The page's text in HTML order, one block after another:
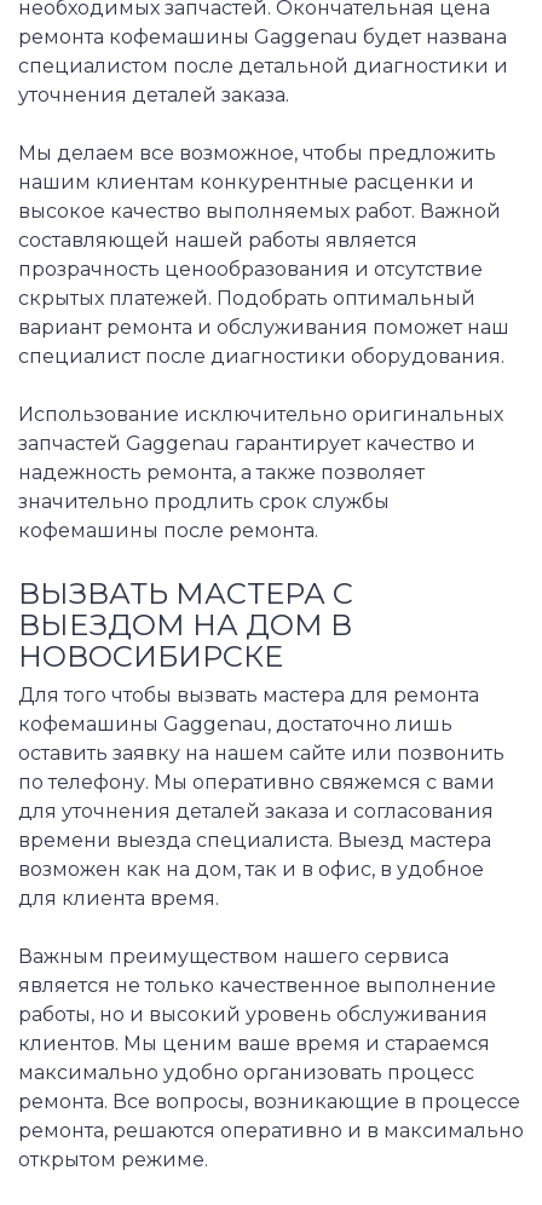
необходимых запчастей. Окончательная цена
ремонта кофемашины Gaggenau будет названа
специалистом после детальной диагностики и
уточнения деталей заказа.
Мы делаем все возможное, чтобы предложить
нашим клиентам конкурентные расценки и
высокое качество выполняемых работ. Важной
составляющей нашей работы является
прозрачность ценообразования и отсутствие
скрытых платежей. Подобрать оптимальный
вариант ремонта и обслуживания поможет наш
специалист после диагностики оборудования.
Использование исключительно оригинальных
запчастей Gaggenau гарантирует качество и
надежность ремонта, а также позволяет
значительно продлить срок службы
кофемашины после ремонта.
ВЫЗВАТЬ МАСТЕРА С
ВЫЕЗДОМ НА ДОМ В
НОВОСИБИРСКЕ
Для того чтобы вызвать мастера для ремонта
кофемашины Gaggenau, достаточно лишь
оставить заявку на нашем сайте или позвонить
по телефону. Мы оперативно свяжемся с вами
для уточнения деталей заказа и согласования
времени выезда специалиста. Выезд мастера
возможен как на дом, так и в офис, в удобное
для клиента время.
Важным преимуществом нашего сервиса
является не только качественное выполнение
работы, но и высокий уровень обслуживания
клиентов. Мы ценим ваше время и стараемся
максимально удобно организовать процесс
ремонта. Все вопросы, возникающие в процессе
ремонта, решаются оперативно и в максимально
открытом режиме.